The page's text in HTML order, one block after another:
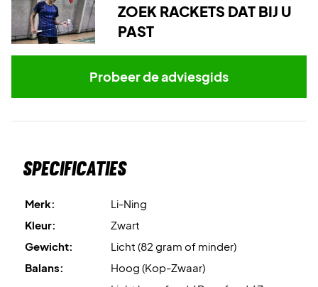
ZOEK RACKETS DAT BIJ U
PAST
Probeer de adviesgids
Specificaties
Merk:
Li-Ning
Kleur:
Zwart
Gewicht:
Licht (82 gram of minder)
Balans:
Hoog (Kop-Zwaar)